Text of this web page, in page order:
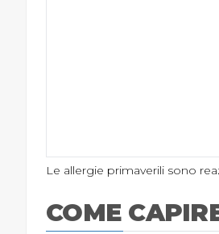
Le allergie primaverili sono
COME